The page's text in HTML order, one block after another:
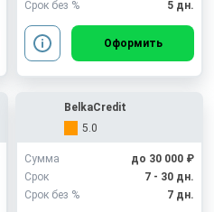
Срок без %
5 дн.
Оформить
BelkaCredit
5.0
Сумма
до 30 000 ₽
Срок
7 - 30 дн.
Срок без %
7 дн.